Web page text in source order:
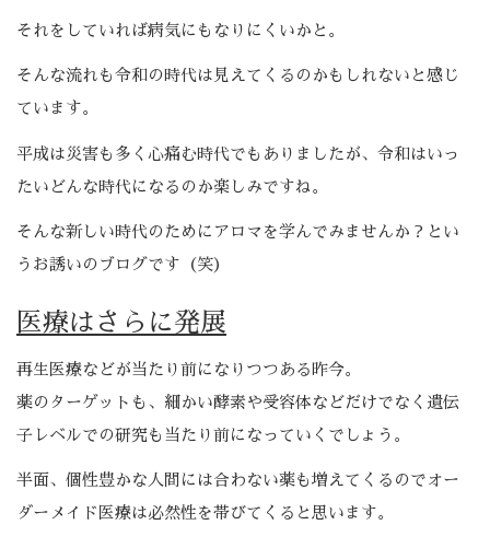
それをしていれば病気にもなりにくいかと。
そんな流れも令和の時代は見えてくるのかもしれないと感じ
ています。
平成は災害も多く心痛む時代でもありましたが、令和はいっ
たいどんな時代になるのか楽しみですね。
そんな新しい時代のためにアロマを学んでみませんか？とい
うお誘いのブログです（笑）
医療はさらに発展
再生医療などが当たり前になりつつある昨今。
薬のターゲットも、細かい酵素や受容体などだけでなく遺伝
子レベルでの研究も当たり前になっていくでしょう。
半面、個性豊かな人間には合わない薬も増えてくるのでオー
ダーメイド医療は必然性を帯びてくると思います。